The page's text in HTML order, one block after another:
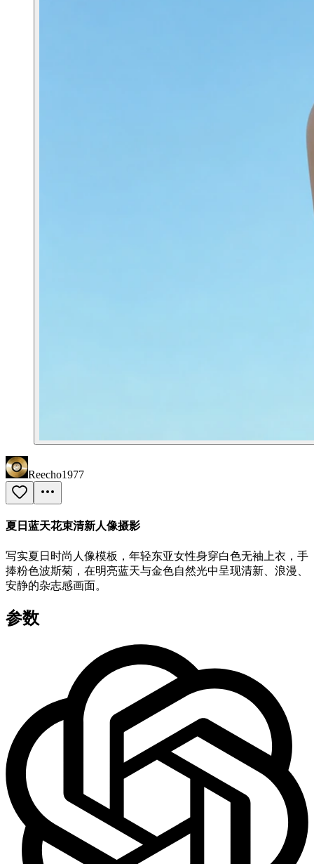
Reecho1977
夏日蓝天花束清新人像摄影
写实夏日时尚人像模板，年轻东亚女性身穿白色无袖上衣，手
捧粉色波斯菊，在明亮蓝天与金色自然光中呈现清新、浪漫、
安静的杂志感画面。
参数